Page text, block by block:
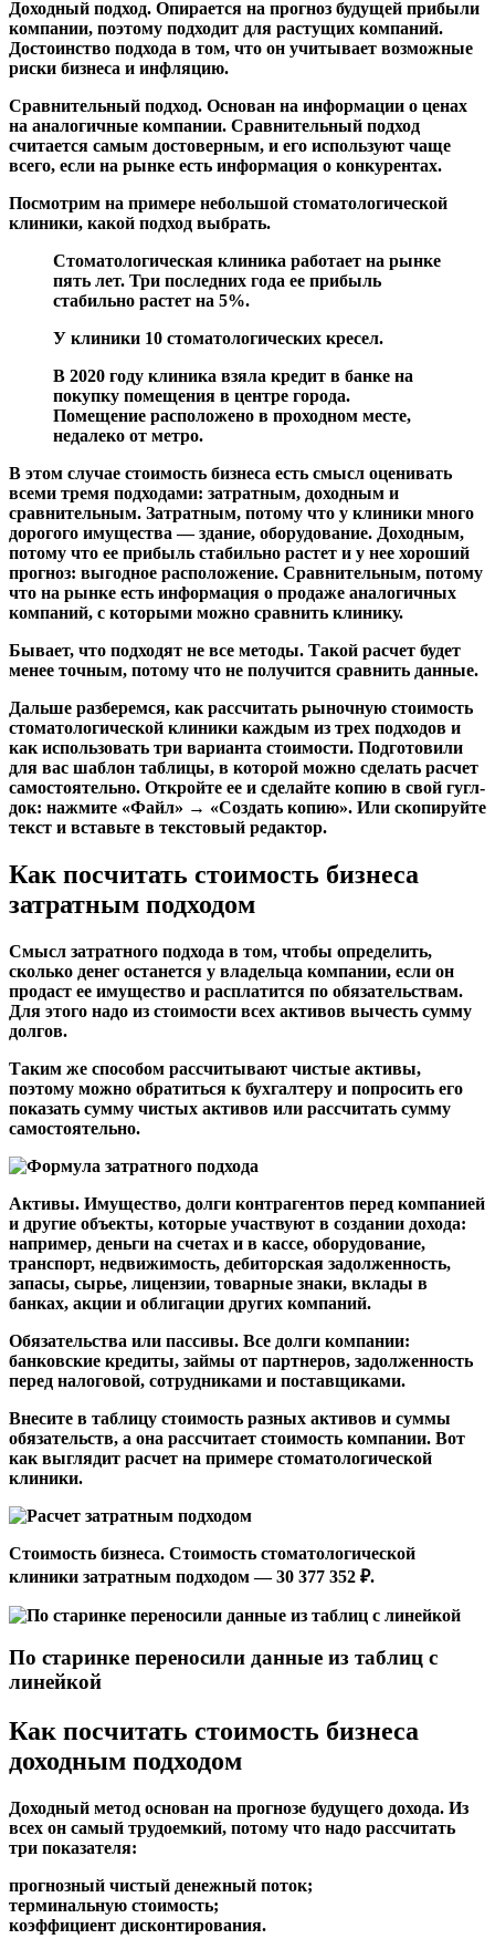
Доходный подход. Опирается на прогноз будущей прибыли
компании, поэтому подходит для растущих компаний.
Достоинство подхода в том, что он учитывает возможные
риски бизнеса и инфляцию.
Сравнительный подход. Основан на информации о ценах
на аналогичные компании. Сравнительный подход
считается самым достоверным, и его используют чаще
всего, если на рынке есть информация о конкурентах.
Посмотрим на примере небольшой стоматологической
клиники, какой подход выбрать.
Стоматологическая клиника работает на рынке
пять лет. Три последних года ее прибыль
стабильно растет на 5%.
У клиники 10 стоматологических кресел.
В 2020 году клиника взяла кредит в банке на
покупку помещения в центре города.
Помещение расположено в проходном месте,
недалеко от метро.
В этом случае стоимость бизнеса есть смысл оценивать
всеми тремя подходами: затратным, доходным и
сравнительным. Затратным, потому что у клиники много
дорогого имущества — здание, оборудование. Доходным,
потому что ее прибыль стабильно растет и у нее хороший
прогноз: выгодное расположение. Сравнительным, потому
что на рынке есть информация о продаже аналогичных
компаний, с которыми можно сравнить клинику.
Бывает, что подходят не все методы. Такой расчет будет
менее точным, потому что не получится сравнить данные.
Дальше разберемся, как рассчитать рыночную стоимость
стоматологической клиники каждым из трех подходов и
как использовать три варианта стоимости. Подготовили
для вас шаблон таблицы, в которой можно сделать расчет
самостоятельно. Откройте ее и сделайте копию в свой гугл-
док: нажмите «Файл» → «Создать копию». Или скопируйте
текст и вставьте в текстовый редактор.
Как посчитать стоимость бизнеса
затратным подходом
Смысл затратного подхода в том, чтобы определить,
сколько денег останется у владельца компании, если он
продаст ее имущество и расплатится по обязательствам.
Для этого надо из стоимости всех активов вычесть сумму
долгов.
Таким же способом рассчитывают чистые активы,
поэтому можно обратиться к бухгалтеру и попросить его
показать сумму чистых активов или рассчитать сумму
самостоятельно.
Активы. Имущество, долги контрагентов перед компанией
и другие объекты, которые участвуют в создании дохода:
например, деньги на счетах и в кассе, оборудование,
транспорт, недвижимость, дебиторская задолженность,
запасы, сырье, лицензии, товарные знаки, вклады в
банках, акции и облигации других компаний.
Обязательства или пассивы. Все долги компании:
банковские кредиты, займы от партнеров, задолженность
перед налоговой, сотрудниками и поставщиками.
Внесите в таблицу стоимость разных активов и суммы
обязательств, а она рассчитает стоимость компании. Вот
как выглядит расчет на примере стоматологической
клиники.
Стоимость бизнеса. Стоимость стоматологической
клиники затратным подходом — 30 377 352 ₽.
По старинке переносили данные из таблиц с
линейкой
Как посчитать стоимость бизнеса
доходным подходом
Доходный метод основан на прогнозе будущего дохода. Из
всех он самый трудоемкий, потому что надо рассчитать
три показателя:
прогнозный чистый денежный поток;
терминальную стоимость;
коэффициент дисконтирования.